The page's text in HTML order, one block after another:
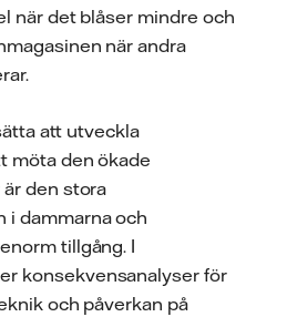
när det blåser mindre och
när andra
att utveckla
möta den ökade
den stora
i dammarna och
tillgång. I
konsekvensanalyser för
och påverkan på